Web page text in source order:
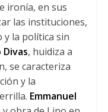
ironía, en sus
las instituciones,
y la política sin
Divas, huidiza a
se caracteriza
y la
Emmanuel